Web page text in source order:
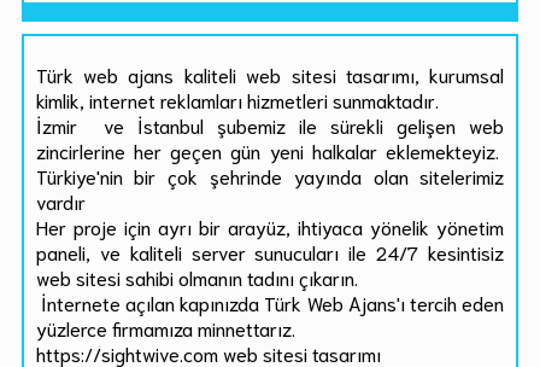
Türk web ajans kaliteli web sitesi tasarımı, kurumsal
kimlik, internet reklamları hizmetleri sunmaktadır.
İzmir ve İstanbul şubemiz ile sürekli gelişen web
zincirlerine her geçen gün yeni halkalar eklemekteyiz.
Türkiye'nin bir çok şehrinde yayında olan sitelerimiz
vardır
Her proje için ayrı bir arayüz, ihtiyaca yönelik yönetim
paneli, ve kaliteli server sunucuları ile 24/7 kesintisiz
web sitesi sahibi olmanın tadını çıkarın.
İnternete açılan kapınızda Türk Web Ajans'ı tercih eden
yüzlerce firmamıza minnettarız.
https://sightwive.com web sitesi tasarımı